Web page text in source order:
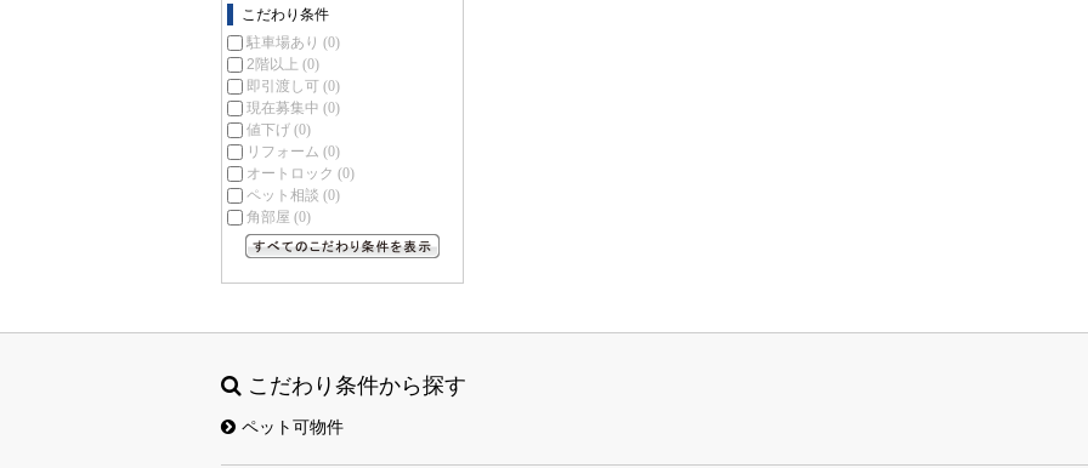
こだわり条件
駐車場あり (0)
2階以上 (0)
即引渡し可 (0)
現在募集中 (0)
値下げ (0)
リフォーム (0)
オートロック (0)
ペット相談 (0)
角部屋 (0)
こだわり条件から探す
ペット可物件